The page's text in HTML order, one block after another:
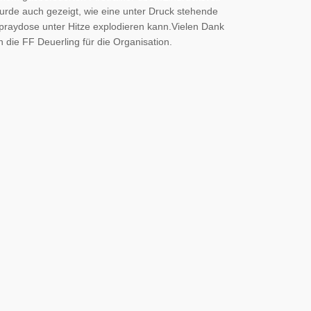
auch gezeigt, wie eine unter Druck stehende
unter Hitze explodieren kann.Vielen Dank
die FF Deuerling für die Organisation.